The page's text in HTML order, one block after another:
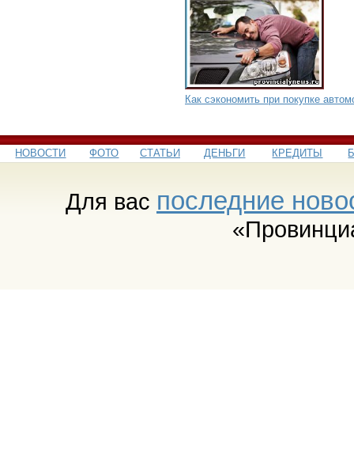
Как сэкономить при покупке
НОВОСТИ ФОТО СТАТЬИ ДЕНЬГИ КРЕДИТЫ
Для вас последние